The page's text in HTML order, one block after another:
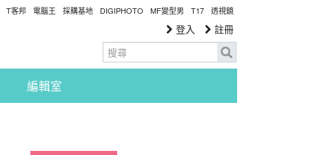
T客邦 電腦王 採購基地 DIGIPHOTO MF變型男 T17 透視鏡
登入 註冊
編輯室